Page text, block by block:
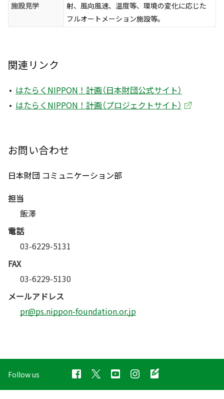
施設見学
射、風向風速、温度等、環境の変化に応じた
フルオートメーション施設等。
関連リンク
はたらくNIPPON！計画（日本財団公式サイト）
はたらくNIPPON！計画（プロジェクトサイト）
お問い合わせ
日本財団 コミュニケーション部
担当
飯澤
電話
03-6229-5131
FAX
03-6229-5130
メールアドレス
pr@ps.nippon-foundation.or.jp
Follow us